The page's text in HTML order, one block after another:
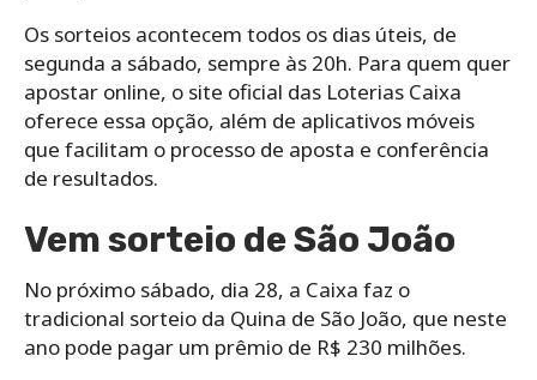
Os sorteios acontecem todos os dias úteis, de
segunda a sábado, sempre às 20h. Para quem quer
apostar online, o site oficial das Loterias Caixa
oferece essa opção, além de aplicativos móveis
que facilitam o processo de aposta e conferência
de resultados.
Vem sorteio de São João
No próximo sábado, dia 28, a Caixa faz o
tradicional sorteio da Quina de São João, que neste
ano pode pagar um prêmio de R$ 230 milhões.